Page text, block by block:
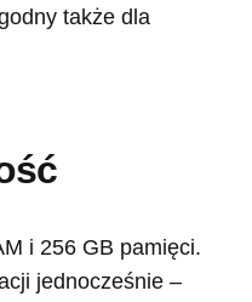
także dla
i 256 GB pamięci.
jednocześnie –